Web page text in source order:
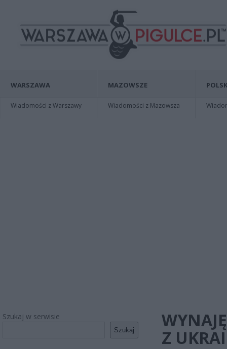
WARSZAWA
Wiadomości z Warszawy
MAZOWSZE
Wiadomości z Mazowsza
Szukaj w serwisie
Szukaj
Z